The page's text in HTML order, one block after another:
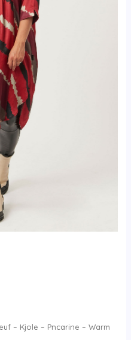
– Kjole – Pncarine – Warm